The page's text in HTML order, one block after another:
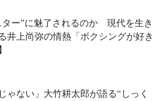
ター”に魅了されるのか 現代を生き
井上尚弥の情熱「ボクシングが好き
ゃない」大竹耕太郎が語る“しっく